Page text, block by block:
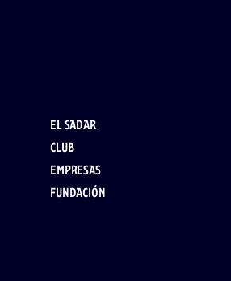
EL SADAR
CLUB
EMPRESAS
FUNDACIÓN